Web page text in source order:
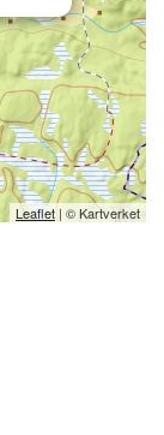
Leaflet | © Kartverket